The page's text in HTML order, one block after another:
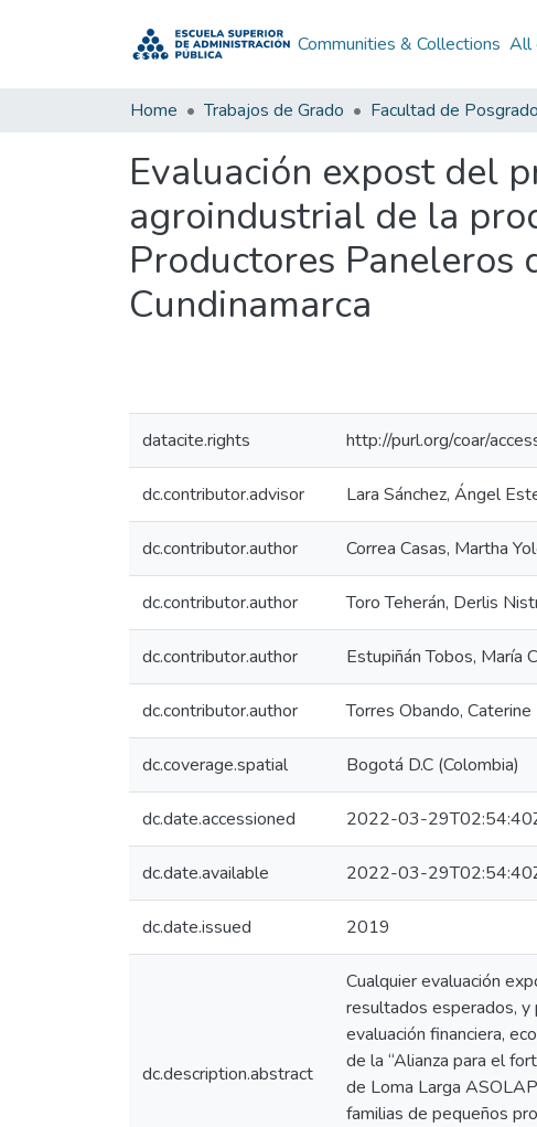
Communities & Collections All
Home Trabajos de Grado Facultad de Posgrado
Evaluación expost del
agroindustrial de la
Productores Paneleros
Cundinamarca
datacite.rights http://purl.org/coar/
dc.contributor.advisor Lara Sánchez, Ángel
dc.contributor.author Correa Casas, Martha
dc.contributor.author Toro Teherán, Derlis
dc.contributor.author Estupiñán Tobos, María
dc.contributor.author Torres Obando, Caterine
dc.coverage.spatial Bogotá D.C (Colombia)
dc.date.accessioned 2022-03-
dc.date.available 2022-03-
dc.date.issued 2019
dc.description.abstract
Cualquier evaluación
resultados esperados,
evaluación financiera,
de la “Alianza para el
de Loma Larga
familias de pequeños